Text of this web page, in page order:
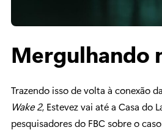
Mergulhando
Trazendo isso de volta à conexão
Wake 2, Estevez vai até a Casa do
pesquisadores do FBC sobre o